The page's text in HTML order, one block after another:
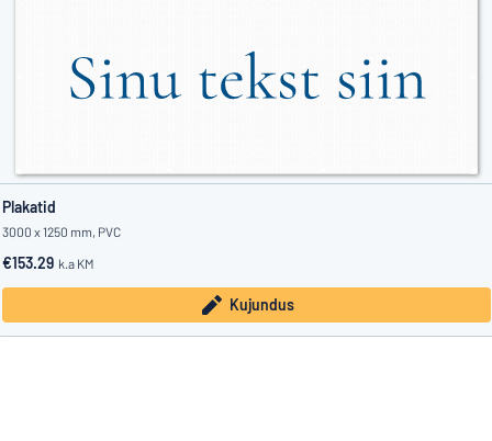
Plakatid
3000 x 1250 mm, PVC
€153.29 k.a KM
Kujundus